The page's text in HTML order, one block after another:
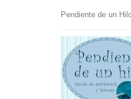
Pendiente de un